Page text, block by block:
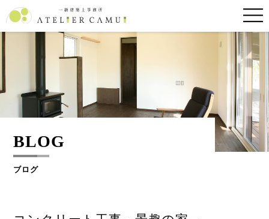
BLOG
ブログ